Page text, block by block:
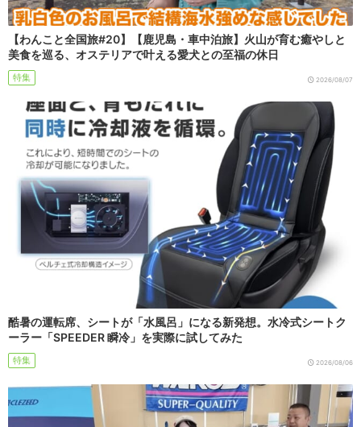
【わんこと全国旅#20】【鹿児島・車中泊旅】火山が育む癒やしと
美食を巡る、オステリアで叶える愛犬との至福の休日
特集 2026/08/07
酷暑の運転席、シートが「水風呂」になる新発想。水冷式シートク
ーラー「SPEEDER 瞬冷」を実際に試してみた
特集 2026/08/06